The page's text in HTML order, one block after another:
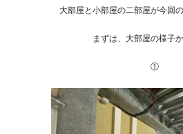
大部屋と小部屋の二部屋が今回
まずは、大部屋の様子か
①